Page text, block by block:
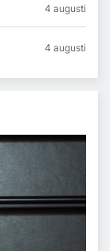
4 augusti
4 augusti